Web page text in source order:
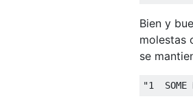
Bien y
molestas
se